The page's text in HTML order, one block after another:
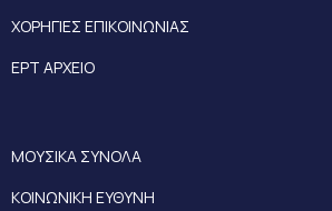
ΧΟΡΗΓΙΕΣ ΕΠΙΚΟΙΝΩΝΙΑΣ
ΕΡΤ ΑΡΧΕΙΟ
ΜΟΥΣΙΚΑ ΣΥΝΟΛΑ
ΚΟΙΝΩΝΙΚΗ ΕΥΘΥΝΗ